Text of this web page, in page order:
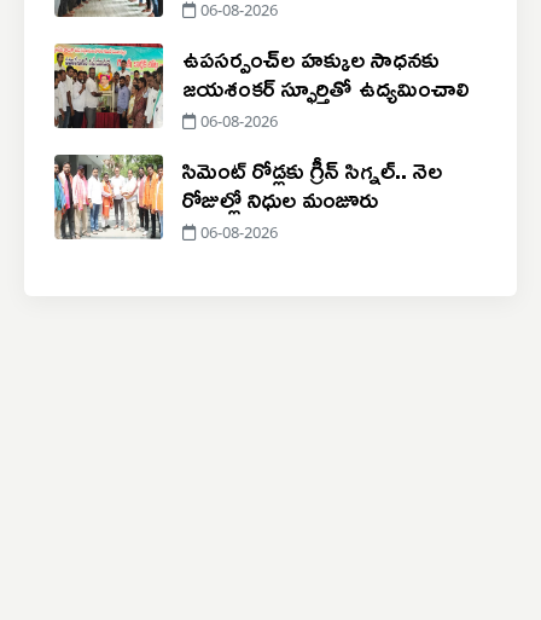
06-08-2026
ఉపసర్పంచ్‌ల హక్కుల సాధనకు
జయశంకర్ స్ఫూర్తితో ఉద్యమించాలి
06-08-2026
సిమెంట్ రోడ్లకు గ్రీన్ సిగ్నల్.. నెల
రోజుల్లో నిధుల మంజూరు
06-08-2026